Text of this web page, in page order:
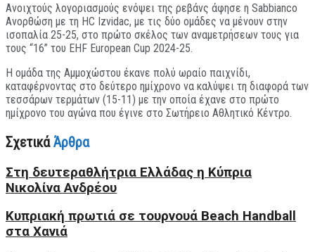
Ανοιχτούς λογοριασμούς ενόψει της ρεβάνς άφησε η Sabbianco
Ανορθώση με τη HC Izvidac, με τις δύο ομάδες να μένουν στην
ισοπαλία 25-25, στο πρώτο σκέλος των αναμετρήσεων τους για
τους “16” του ΕΗF European Cup 2024-25.
Η ομάδα της Αμμοχώστου έκανε πολύ ωραίο παιχνίδι,
καταφέρνοντας στο δεύτερο ημίχρονο να καλύψει τη διαφορά των
τεσσάρων τερμάτων (15-11) με την οποία έχανε στο πρώτο
ημίχρονο του αγώνα που έγινε στο Σωτήρειο Αθλητικό Κέντρο.
ΣχετικάΆρθρα
Στη δευτεραθλήτρια Ελλάδας η Κύπρια
Νικολίνα Ανδρέου
Kυπριακή πρωτιά σε τουρνουά Beach Handball
στα Χανιά